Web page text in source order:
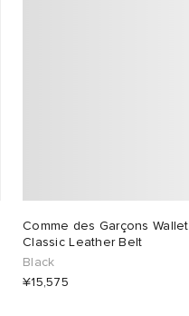
Comme des Garçons Wallet
Classic Leather Belt
Black
¥15,575